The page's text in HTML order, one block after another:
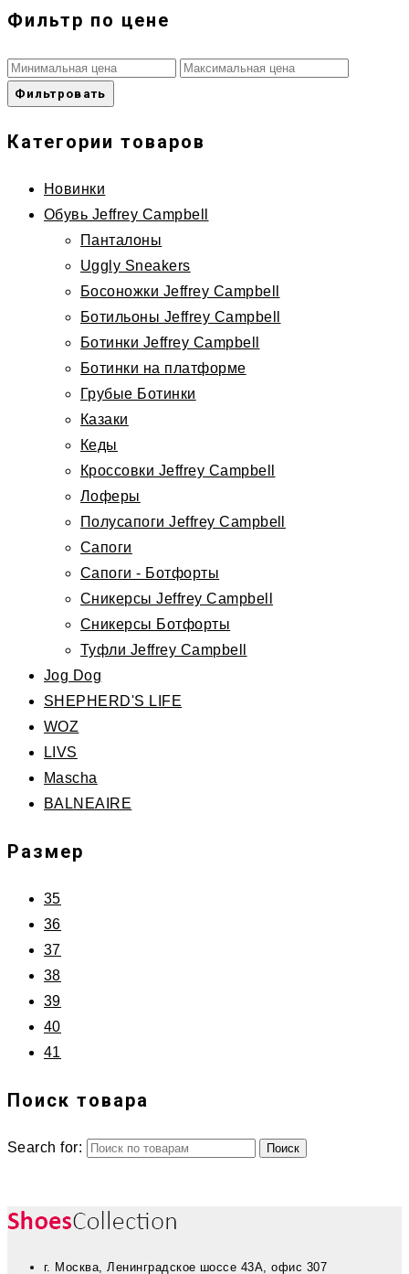
Фильтр по цене
Фильтровать
Категории товаров
Новинки
Обувь Jeffrey Campbell
Панталоны
Uggly Sneakers
Босоножки Jeffrey Campbell
Ботильоны Jeffrey Campbell
Ботинки Jeffrey Campbell
Ботинки на платформе
Грубые Ботинки
Казаки
Кеды
Кроссовки Jeffrey Campbell
Лоферы
Полусапоги Jeffrey Campbell
Сапоги
Сапоги - Ботфорты
Сникерсы Jeffrey Campbell
Сникерсы Ботфорты
Туфли Jeffrey Campbell
Jog Dog
SHEPHERD'S LIFE
WOZ
LIVS
Mascha
BALNEAIRE
Размер
35
36
37
38
39
40
41
Поиск товара
Search for:
г. Москва, Ленинградское шоссе 43А, офис 307